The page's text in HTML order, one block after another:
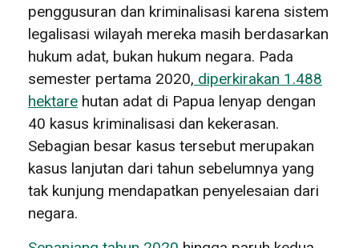
penggusuran dan kriminalisasi karena sistem
legalisasi wilayah mereka masih berdasarkan
hukum adat, bukan hukum negara. Pada
semester pertama 2020, diperkirakan 1.488
hektare hutan adat di Papua lenyap dengan
40 kasus kriminalisasi dan kekerasan.
Sebagian besar kasus tersebut merupakan
kasus lanjutan dari tahun sebelumnya yang
tak kunjung mendapatkan penyelesaian dari
negara.